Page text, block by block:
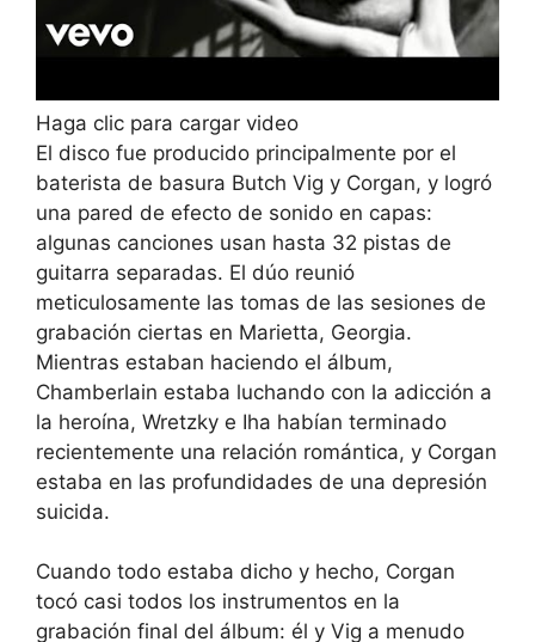
Haga clic para cargar video
El disco fue producido principalmente por el
baterista de basura Butch Vig y Corgan, y logró
una pared de efecto de sonido en capas:
algunas canciones usan hasta 32 pistas de
guitarra separadas. El dúo reunió
meticulosamente las tomas de las sesiones de
grabación ciertas en Marietta, Georgia.
Mientras estaban haciendo el álbum,
Chamberlain estaba luchando con la adicción a
la heroína, Wretzky e Iha habían terminado
recientemente una relación romántica, y Corgan
estaba en las profundidades de una depresión
suicida.
Cuando todo estaba dicho y hecho, Corgan
tocó casi todos los instrumentos en la
grabación final del álbum: él y Vig a menudo